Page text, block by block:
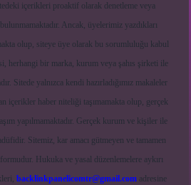
içerikleri proaktif olarak denetleme veya
Ancak, üyelerimiz yazdıkları
olup, siteye üye olarak bu sorumluluğu kabul
herhangi bir marka, kurum veya şahıs şirketi ile
Sitede yalnızca kendi hazırladığımız makaleler
içerikler haber niteliği taşımamakta olup, gerçek
yapılmamaktadır. Gerçek kurum ve kişiler ile
Sitemiz, kar amacı gütmeyen ve tamamen
Hukuka ve yasal düzenlemelere aykırı
backlinkpanelicomtr@gmail.comadresine